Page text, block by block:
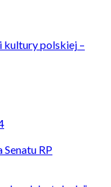
kultury polskiej –
Senatu RP